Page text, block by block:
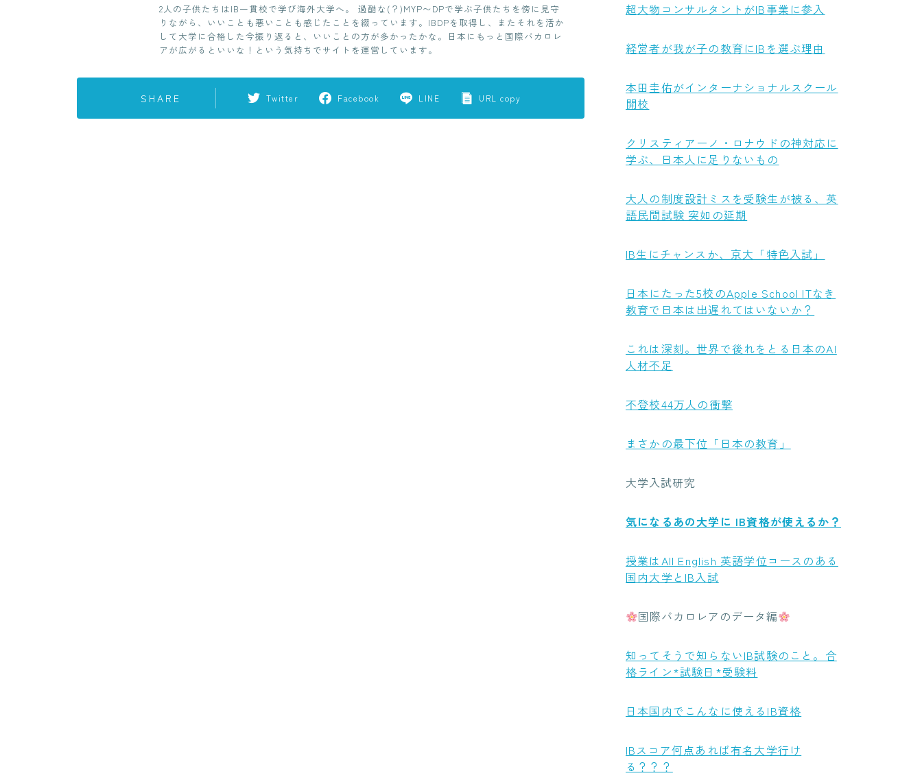
2人の子供たちはIB一貫校で学び海外大学へ。 過酷な(？)MYP〜DPで学ぶ子供たちを傍に見守
りながら、いいことも悪いことも感じたことを綴っています。IBDPを取得し、またそれを活か
して大学に合格した今振り返ると、いいことの方が多かったかな。日本にもっと国際バカロレ
アが広がるといいな！という気持ちでサイトを運営しています。
SHARE Twitter Facebook LINE URL copy
超大物コンサルタントがIB事業に参入
経営者が我が子の教育にIBを選ぶ理由
本田圭佑がインターナショナルスクール
開校
クリスティアーノ・ロナウドの神対応に
学ぶ、日本人に足りないもの
大人の制度設計ミスを受験生が被る、英
語民間試験 突如の延期
IB生にチャンスか、京大「特色入試」
日本にたった5校のApple School ITなき
教育で日本は出遅れてはいないか？
これは深刻。世界で後れをとる日本のAI
人材不足
不登校44万人の衝撃
まさかの最下位「日本の教育」
大学入試研究
気になるあの大学に IB資格が使えるか？
授業はAll English 英語学位コースのある
国内大学とIB入試
国際バカロレアのデータ編
知ってそうで知らないIB試験のこと。合
格ライン*試験日*受験料
日本国内でこんなに使えるIB資格
IBスコア何点あれば有名大学行け
る？？？